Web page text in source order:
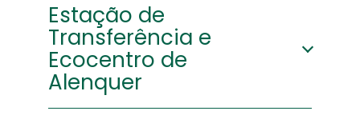
2550-078 Vilar
- Cadaval
Latitude:
Longitude:
-9.148423
1600-516,
Lumiar –
Lisboa
Latitude:
38.777377º
Estação de
Transferência e
Ecocentro de
Alenquer